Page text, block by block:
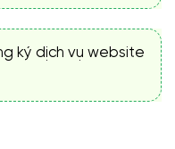
ký dịch vụ website